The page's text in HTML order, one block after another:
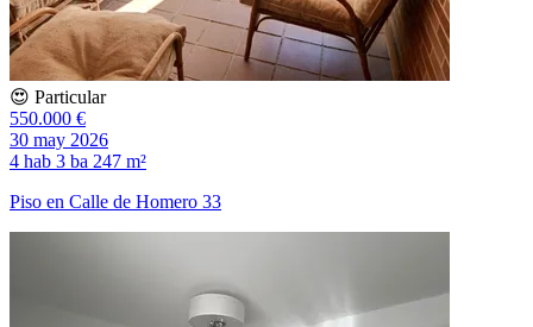
😍 Particular
550.000 €
30 may 2026
4 hab 3 ba 247 m²
Piso en Calle de Homero 33